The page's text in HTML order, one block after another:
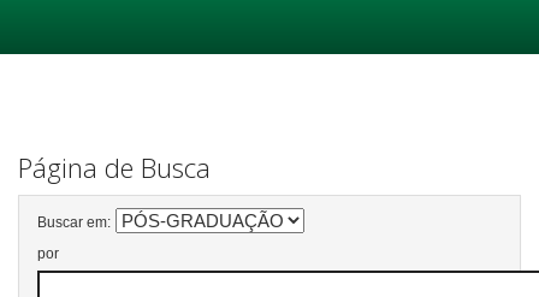
Página de Busca
Buscar em:
por